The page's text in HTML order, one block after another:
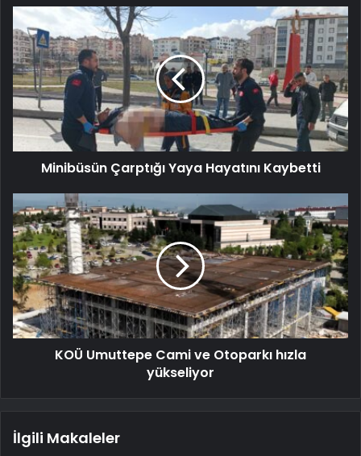
Minibüsün Çarptığı Yaya Hayatını Kaybetti
KOÜ Umuttepe Cami ve Otoparkı hızla
yükseliyor
İlgili Makaleler